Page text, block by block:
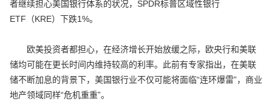
者继续担心美国银行体系的状况，SPDR标普区域性银行
ETF（KRE）下跌1%。
欧美投资者都担心，在经济增长开始放缓之际，欧央行和美联
储均可能在更长时间内维持较高的利率。此前有专家指出，在美联
储不断加息的背景下，美国银行业不仅可能将面临“连环爆雷”，商业
地产领域同样“危机重重”。